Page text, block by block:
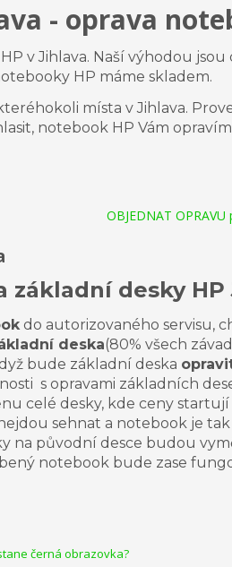
- oprava
vJihlava. Naší výhodou
HP máme skladem.
místa vJihlava.
notebook HP Vám
OBJEDNAT
základní desky HP
do autorizovaného servisu,
deska(80% všech
bude základní deska
s opravami základních
celé desky, kde ceny
sehnat a notebook je
na původní desce budou
notebook bude zase
černá obrazovka?